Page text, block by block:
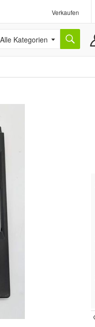
Verkaufen
Alle Kategorien